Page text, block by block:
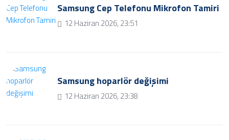
Samsung Cep Telefonu Mikrofon Tamiri
12 Haziran 2026, 23:51
Samsung hoparlör değişimi
12 Haziran 2026, 23:38